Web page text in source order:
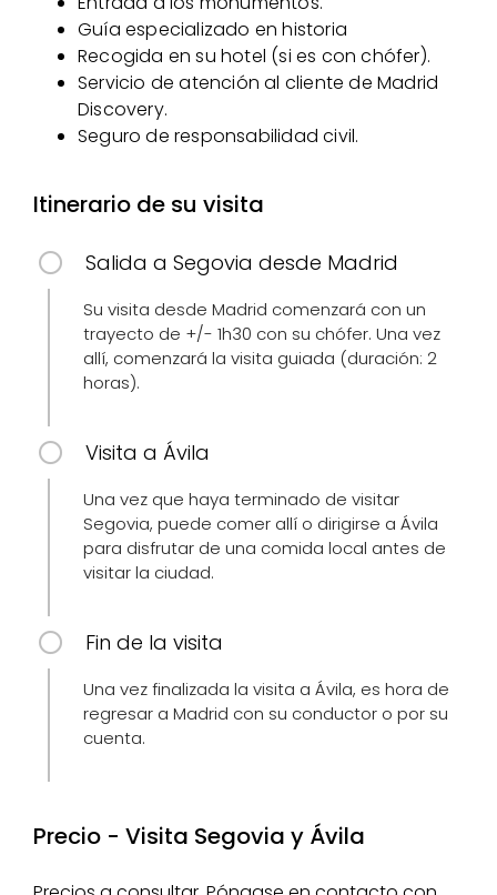
Guía especializado en historia
Recogida en su hotel (si es con chófer).
Servicio de atención al cliente de Madrid
Discovery.
Seguro de responsabilidad civil.
Itinerario de su visita
Salida a Segovia desde Madrid
Su visita desde Madrid comenzará con un
trayecto de +/- 1h30 con su chófer. Una vez
allí, comenzará la visita guiada (duración: 2
horas).
Visita a Ávila
Una vez que haya terminado de visitar
Segovia, puede comer allí o dirigirse a Ávila
para disfrutar de una comida local antes de
visitar la ciudad.
Fin de la visita
Una vez finalizada la visita a Ávila, es hora de
regresar a Madrid con su conductor o por su
cuenta.
Precio - Visita Segovia y Ávila